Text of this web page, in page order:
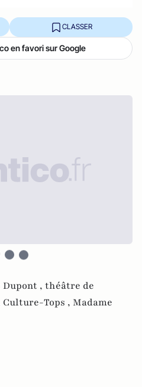
CLASSER
en favori sur Google
, théâtre de
Culture-Tops , Madame